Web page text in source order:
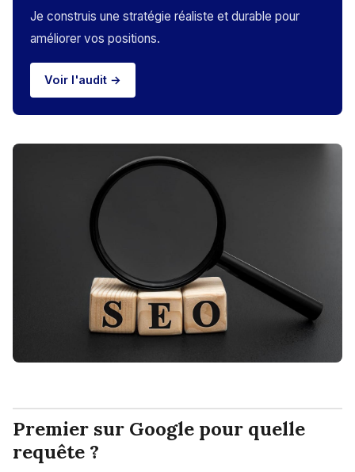
Premier sur Google pour quelle
requête ?
Je construis une stratégie réaliste et durable pour
améliorer vos positions.
Voir l'audit →